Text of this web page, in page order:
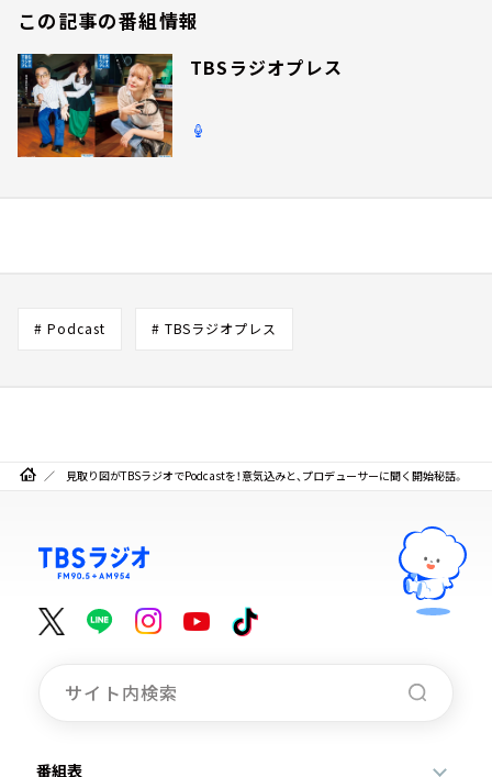
この記事の番組情報
TBSラジオプレス
# Podcast # TBSラジオプレス
見取り図がTBSラジオでPodcastを！意気込みと、プロデューサーに聞く開始秘話。
番組表